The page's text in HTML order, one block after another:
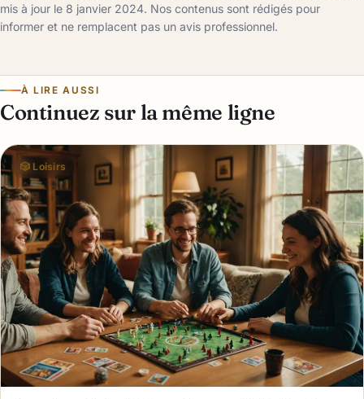
mis à jour le 8 janvier 2024. Nos contenus sont rédigés pour
informer et ne remplacent pas un avis professionnel.
À LIRE AUSSI
Continuez sur la même ligne
🎲 Loisirs